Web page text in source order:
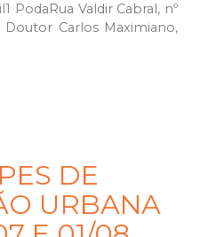
PodaRua Valdir Cabral, nº
Doutor Carlos Maximiano,
DE
URBANA